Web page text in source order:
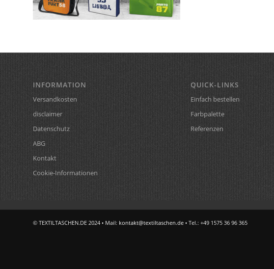
INFORMATION
Versandkosten
disclaimer
Datenschutz
ABG
Kontakt
Cookie-Informationen
QUICK-LINKS
Einfach bestellen
Farbpalette
Referenzen
© TEXTILTASCHEN.DE 2024 • Mail: kontakt@textiltaschen.de • Tel.: +49 1575 36 96 365